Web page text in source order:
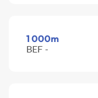
1 000m
BEF -